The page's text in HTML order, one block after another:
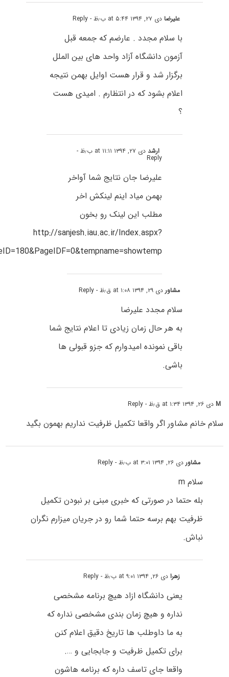
علیرضادی ۲۷, ۱۳۹۴ at ۵:۴۴ ب٫ظ - Reply
با سلام مجدد . عارضم که جمعه قبل
آزمون دانشگاه آزاد واحد های بین الملل
برگزار شد و قرار هست اوایل بهمن نتیجه
اعلام بشود که در انتظارم . امیدی هست
؟
ارشددی ۲۷, ۱۳۹۴ at ۱۱:۱۱ ب٫ظ -
Reply
علیرضا جان نتایج شما آواخر
بهمن میاد اینم لینکش اخر
مطلب این لینک رو بخون
http://sanjesh.iau.ac.ir/Index.aspx?
مشاوردی ۲۹, ۱۳۹۴ at ۱:۰۸ ق٫ظ - Reply
سلام مجدد علیرضا
به هر حال زمان زیادی تا اعلام نتایج شما
باقی نمونده امیدوارم که جزو قبولی ها
باشی.
Mدی ۲۶, ۱۳۹۴ at ۱:۳۴ ق٫ظ - Reply
سلام خانم مشاور اگر واقعا تکمیل ظرفیت نداریم بهمون بگید
مشاوردی ۲۶, ۱۳۹۴ at ۳:۰۱ ب٫ظ - Reply
سلام m
بله حتما در صورتی که خبری مبنی بر نبودن تکمیل
ظرفیت بهم برسه حتما شما رو در جریان میزارم نگران
نباش.
زهرادی ۲۶, ۱۳۹۴ at ۹:۰۱ ب٫ظ - Reply
یعنی دانشگاه ازاد هیچ برنامه مشخصی
نداره و هیچ زمان بندی مشخصی نداره که
به ما داوطلب ها تاریخ دقیق اعلام کنن
برای تکمیل ظرفیت و جابجایی و ….
واقعا جای تاسف داره که برنامه هاشون